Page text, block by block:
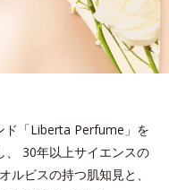
ド「Liberta Perfume」を
30年以上サイエンスの
ルビスの持つ肌知見と、